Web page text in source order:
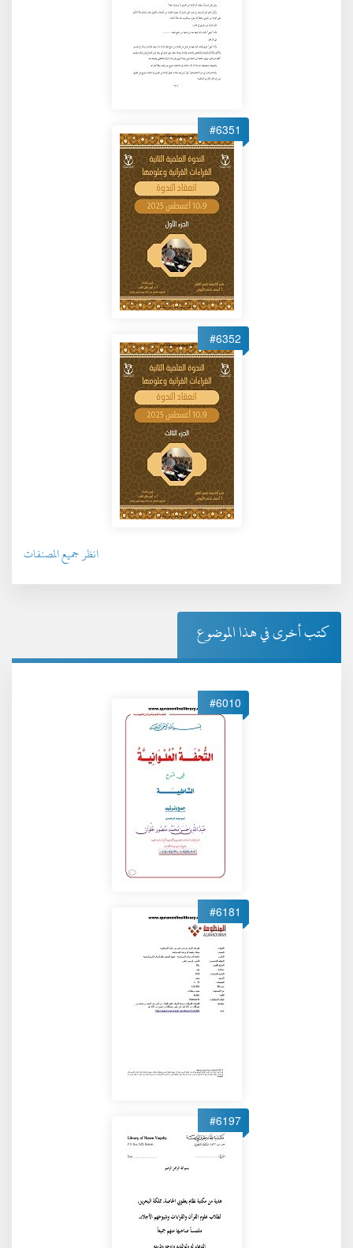
#6351
#6352
انظر جميع المصنفات
كتب أخرى في هذا الموضوع
#6010
#6181
#6197